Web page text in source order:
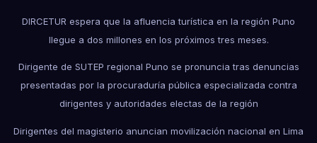
DIRCETUR espera que la afluencia turística en la región Puno
llegue a dos millones en los próximos tres meses.
Dirigente de SUTEP regional Puno se pronuncia tras denuncias
presentadas por la procuraduría pública especializada contra
dirigentes y autoridades electas de la región
Dirigentes del magisterio anuncian movilización nacional en Lima